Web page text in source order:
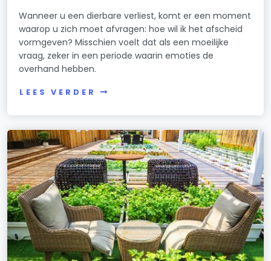
Wanneer u een dierbare verliest, komt er een moment
waarop u zich moet afvragen: hoe wil ik het afscheid
vormgeven? Misschien voelt dat als een moeilijke
vraag, zeker in een periode waarin emoties de
overhand hebben.
LEES VERDER